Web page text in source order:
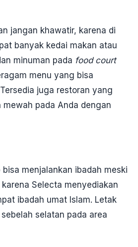
jangan khawatir, karena di
banyak kedai makan atau
minuman pada food court
menu yang bisa
juga restoran yang
mewah pada Anda dengan
menjalankan ibadah meski
Selecta menyediakan
ibadah umat Islam. Letak
selatan pada area